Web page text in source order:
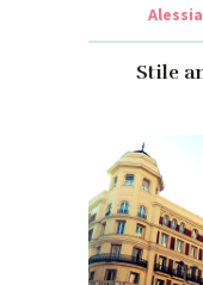
Stile